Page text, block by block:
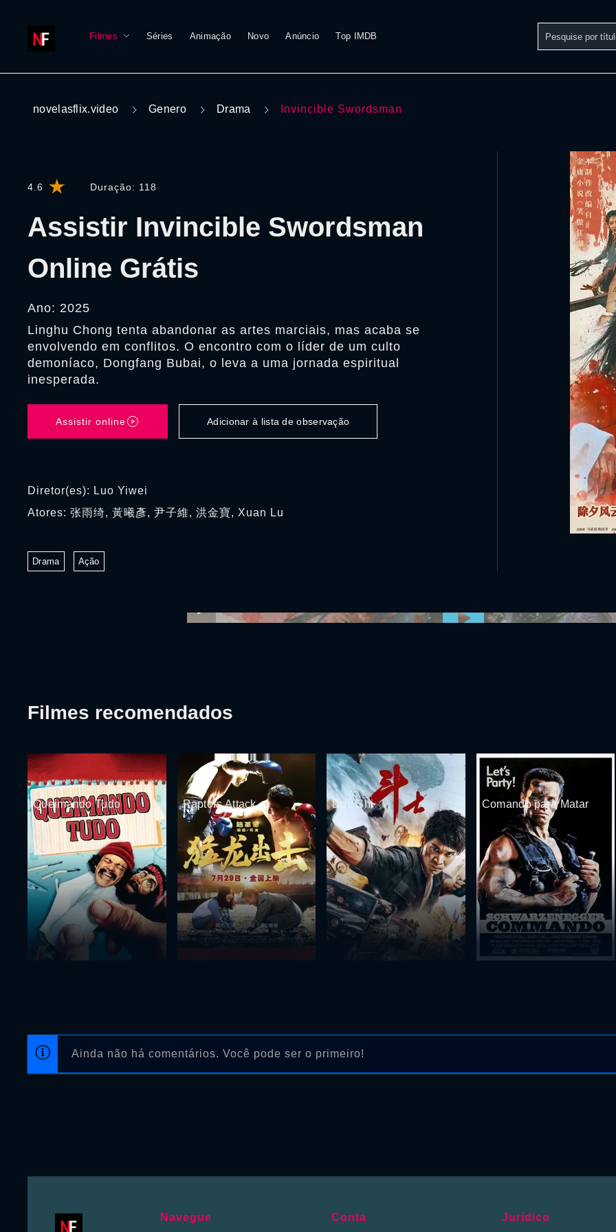
Filmes Séries Animação Novo Anúncio Top IMDB
novelasflix.video Genero Drama Invincible Swordsman
4.6 Duração: 118
Assistir Invincible Swordsman
Online Grátis
Ano: 2025
Linghu Chong tenta abandonar as artes marciais, mas acaba se
envolvendo em conflitos. O encontro com o líder de um culto
demoníaco, Dongfang Bubai, o leva a uma jornada espiritual
inesperada.
Assistir online Adicionar à lista de observação
Diretor(es): Luo Yiwei
Atores: 张雨绮, 黃曦彥, 尹子維, 洪金寶, Xuan Lu
Drama Ação
Ainda não há comentários. Você pode ser o primeiro!
Filmes recomendados
Queimando Tudo Raptors Attack Dou Shi Comando para Matar
Navegue Conta Jurídico